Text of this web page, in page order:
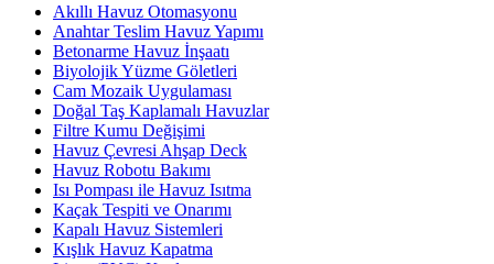
Akıllı Havuz Otomasyonu
Anahtar Teslim Havuz Yapımı
Betonarme Havuz İnşaatı
Biyolojik Yüzme Göletleri
Cam Mozaik Uygulaması
Doğal Taş Kaplamalı Havuzlar
Filtre Kumu Değişimi
Havuz Çevresi Ahşap Deck
Havuz Robotu Bakımı
Isı Pompası ile Havuz Isıtma
Kaçak Tespiti ve Onarımı
Kapalı Havuz Sistemleri
Kışlık Havuz Kapatma